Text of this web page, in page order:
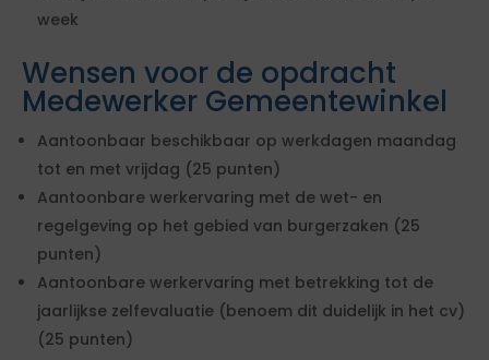
week
Wensen voor de opdracht
Medewerker Gemeentewinkel
Aantoonbaar beschikbaar op werkdagen maandag
tot en met vrijdag (25 punten)
Aantoonbare werkervaring met de wet- en
regelgeving op het gebied van burgerzaken (25
punten)
Aantoonbare werkervaring met betrekking tot de
jaarlijkse zelfevaluatie (benoem dit duidelijk in het cv)
(25 punten)